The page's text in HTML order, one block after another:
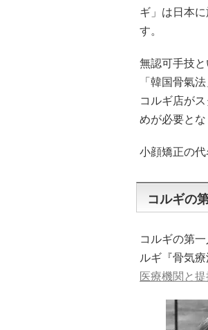
ギ」は日本
す。
無認可手技と
「韓国骨氣
コルギ店が
めが必要とな
小顔矯正の
コルギの
コルギの第
ルギ『骨気療
医療機関と